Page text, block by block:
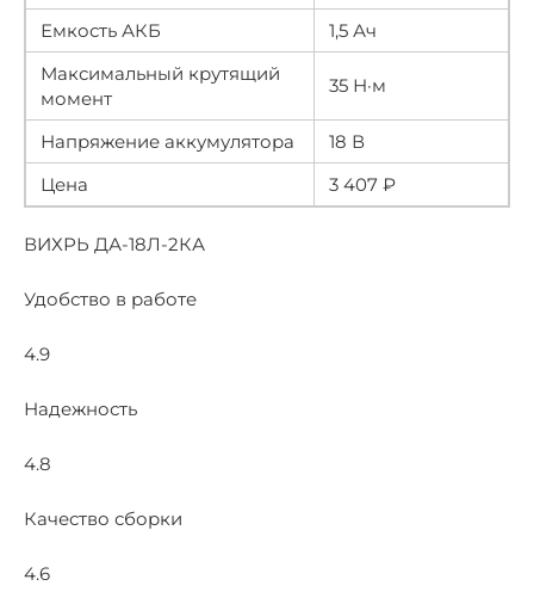
Емкость АКБ
1,5 Ач
Максимальный крутящий
момент
35 Н·м
Напряжение аккумулятора
18 В
Цена
3 407 ₽
ВИХРЬ ДА-18Л-2КА
Удобство в работе
4.9
Надежность
4.8
Качество сборки
4.6